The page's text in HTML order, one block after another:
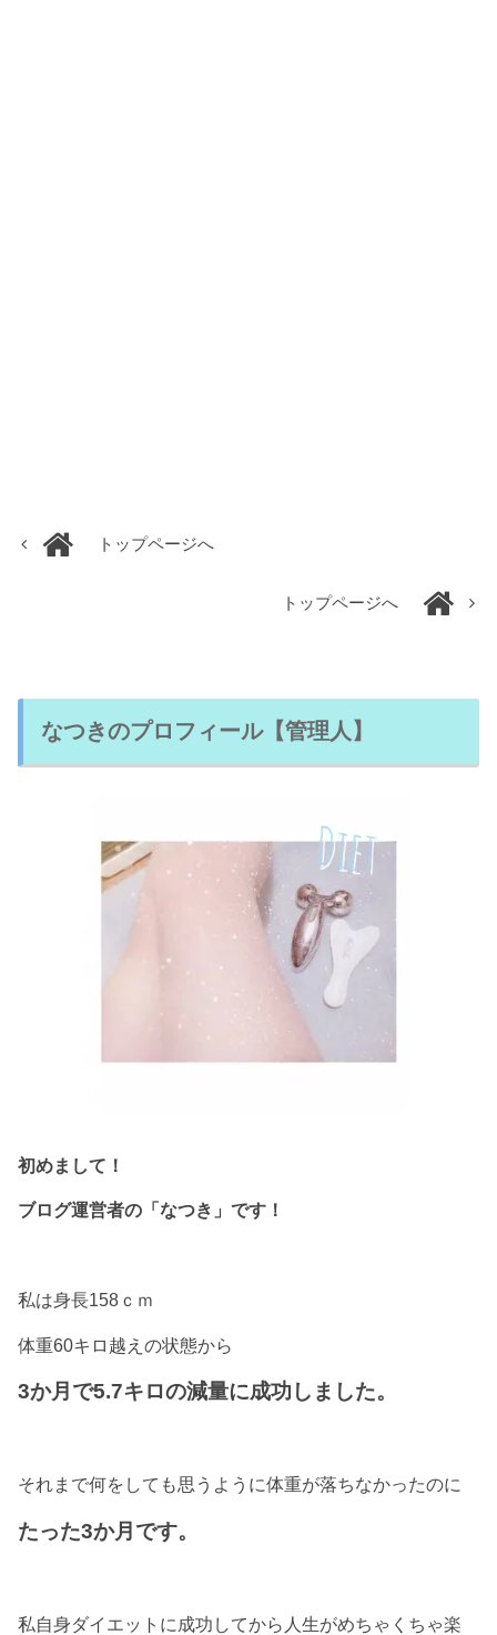
トップページへ
トップページへ
なつきのプロフィール【管理人】
初めまして！
ブログ運営者の「なつき」です！
私は身長158ｃｍ
体重60キロ越えの状態から
3か月で5.7キロの減量に成功しました。
それまで何をしても思うように体重が落ちなかったのに
たった3か月です。
私自身ダイエットに成功してから人生がめちゃくちゃ楽